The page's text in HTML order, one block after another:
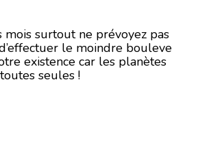
mois surtout ne prévoyez pas
le moindre bouleve
existence car les planètes
seules !